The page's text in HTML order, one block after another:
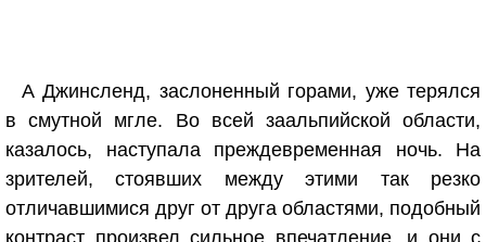
А Джинсленд, заслоненный горами, уже терялся
в смутной мгле. Во всей заальпийской области,
казалось, наступала преждевременная ночь. На
зрителей, стоявших между этими так резко
отличавшимися друг от друга областями, подобный
контраст произвел сильное впечатление, и они с